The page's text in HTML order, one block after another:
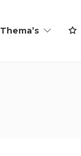
Thema’s